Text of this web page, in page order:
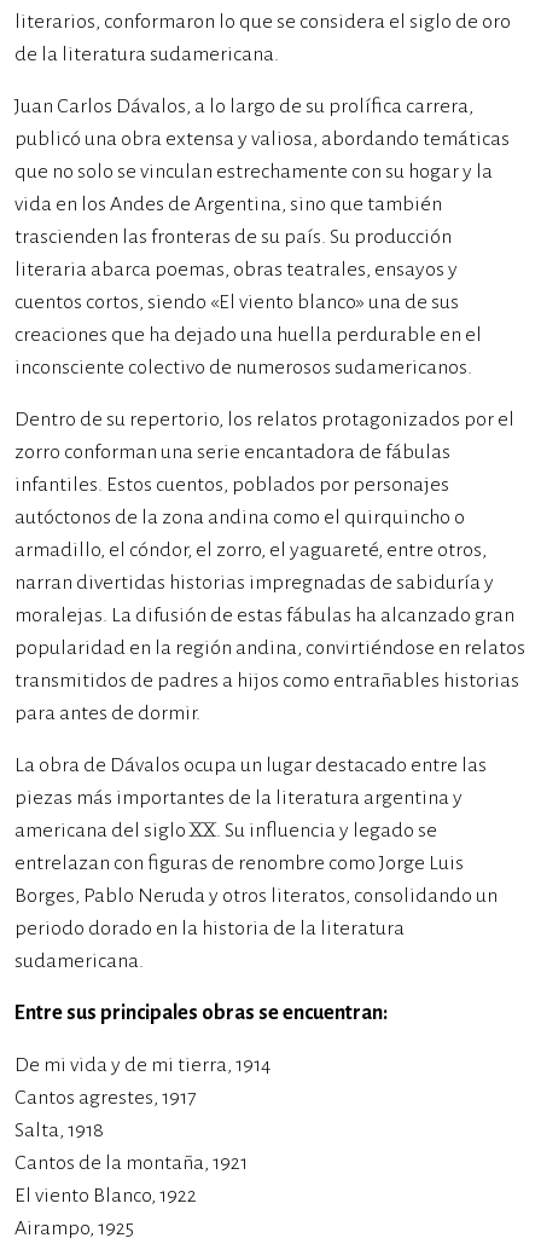
literarios, conformaron lo que se considera el siglo de oro
de la literatura sudamericana.
Juan Carlos Dávalos, a lo largo de su prolífica carrera,
publicó una obra extensa y valiosa, abordando temáticas
que no solo se vinculan estrechamente con su hogar y la
vida en los Andes de Argentina, sino que también
trascienden las fronteras de su país. Su producción
literaria abarca poemas, obras teatrales, ensayos y
cuentos cortos, siendo «El viento blanco» una de sus
creaciones que ha dejado una huella perdurable en el
inconsciente colectivo de numerosos sudamericanos.
Dentro de su repertorio, los relatos protagonizados por el
zorro conforman una serie encantadora de fábulas
infantiles. Estos cuentos, poblados por personajes
autóctonos de la zona andina como el quirquincho o
armadillo, el cóndor, el zorro, el yaguareté, entre otros,
narran divertidas historias impregnadas de sabiduría y
moralejas. La difusión de estas fábulas ha alcanzado gran
popularidad en la región andina, convirtiéndose en relatos
transmitidos de padres a hijos como entrañables historias
para antes de dormir.
La obra de Dávalos ocupa un lugar destacado entre las
piezas más importantes de la literatura argentina y
americana del siglo XX. Su influencia y legado se
entrelazan con figuras de renombre como Jorge Luis
Borges, Pablo Neruda y otros literatos, consolidando un
periodo dorado en la historia de la literatura
sudamericana.
Entre sus principales obras se encuentran:
De mi vida y de mi tierra, 1914
Cantos agrestes, 1917
Salta, 1918
Cantos de la montaña, 1921
El viento Blanco, 1922
Airampo, 1925